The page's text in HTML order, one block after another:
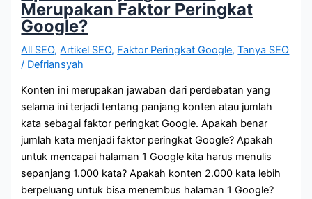
Merupakan Faktor Peringkat
Google?
All SEO,Artikel SEO, Faktor Peringkat Google,Tanya SEO
/ Defriansyah
Konten ini merupakan jawaban dari perdebatan yang
selama ini terjadi tentang panjang konten atau jumlah
kata sebagai faktor peringkat Google. Apakah benar
jumlah kata menjadi faktor peringkat Google? Apakah
untuk mencapai halaman 1 Google kita harus menulis
sepanjang 1.000 kata? Apakah konten 2.000 kata lebih
berpeluang untuk bisa menembus halaman 1 Google?